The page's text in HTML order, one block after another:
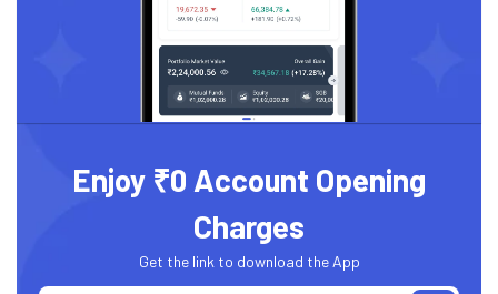
Enjoy ₹0 Account Opening
Charges
Get the link to download the App